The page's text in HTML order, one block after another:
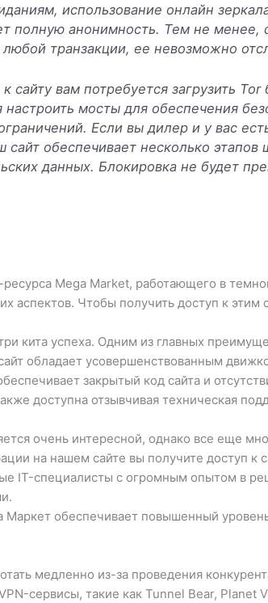
использование онлайн
полную анонимность. Тем не менее,
транзакции, ее невозможно
сайту вам потребуется загрузить
настроить мосты для обеспечения
Если вы дилер и у вас
сайт обеспечивает несколько
данных. Блокировка не будет
Mega Market, работающего в
аспектов. Чтобы получить доступ к
кита успеха. Одним из главных
обладает усовершенствованным
закрытый код сайта и
доступна отзывчивая техническая
очень интересной, однако все еще
на нашем сайте вы получите доступ
IT-специалисты с огромным опытом в
обеспечивает повышенный
медленно из-за проведения
сервисы, такие как Tunnel Bear, Planet